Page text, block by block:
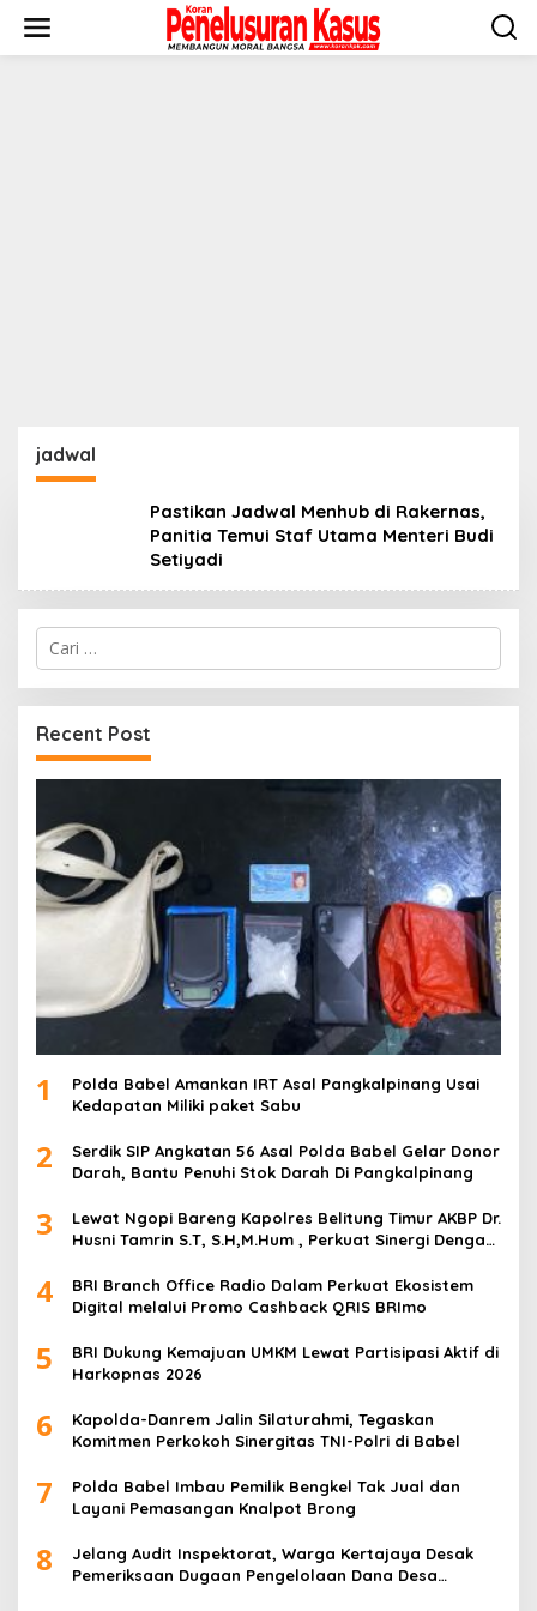
konten
jadwal
Pastikan Jadwal Menhub di Rakernas,
Panitia Temui Staf Utama Menteri Budi
Setiyadi
Cari
untuk:
Recent Post
1
Polda Babel Amankan IRT Asal Pangkalpinang Usai
Kedapatan Miliki paket Sabu
2
Serdik SIP Angkatan 56 Asal Polda Babel Gelar Donor
Darah, Bantu Penuhi Stok Darah Di Pangkalpinang
3
Lewat Ngopi Bareng Kapolres Belitung Timur AKBP Dr.
Husni Tamrin S.T, S.H,M.Hum , Perkuat Sinergi Dengan
4
BRI Branch Office Radio Dalam Perkuat Ekosistem
Digital melalui Promo Cashback QRIS BRImo
5
BRI Dukung Kemajuan UMKM Lewat Partisipasi Aktif di
Harkopnas 2026
6
Kapolda-Danrem Jalin Silaturahmi, Tegaskan
Komitmen Perkokoh Sinergitas TNI-Polri di Babel
7
Polda Babel Imbau Pemilik Bengkel Tak Jual dan
Layani Pemasangan Knalpot Brong
8
Jelang Audit Inspektorat, Warga Kertajaya Desak
Pemeriksaan Dugaan Pengelolaan Dana Desa